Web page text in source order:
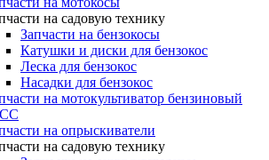
на садовую технику
Запчасти на бензокосы
Катушки и диски для бензокос
Леска для бензокос
Насадки для бензокос
на мотокультиватор бензиновый
на опрыскиватели
на садовую технику